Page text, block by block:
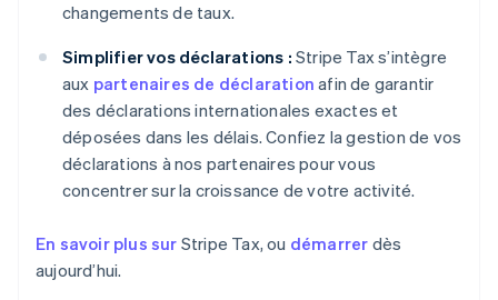
changements de taux.
Simplifier vos déclarations : Stripe Tax s’intègre
aux partenaires de déclaration afin de garantir
des déclarations internationales exactes et
déposées dans les délais. Confiez la gestion de vos
déclarations à nos partenaires pour vous
concentrer sur la croissance de votre activité.
En savoir plus sur Stripe Tax, ou démarrer dès
aujourd’hui.